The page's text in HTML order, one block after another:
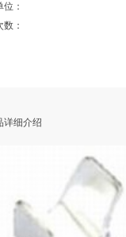
：
：
详细介绍